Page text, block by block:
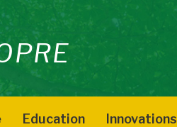
Education Innovations